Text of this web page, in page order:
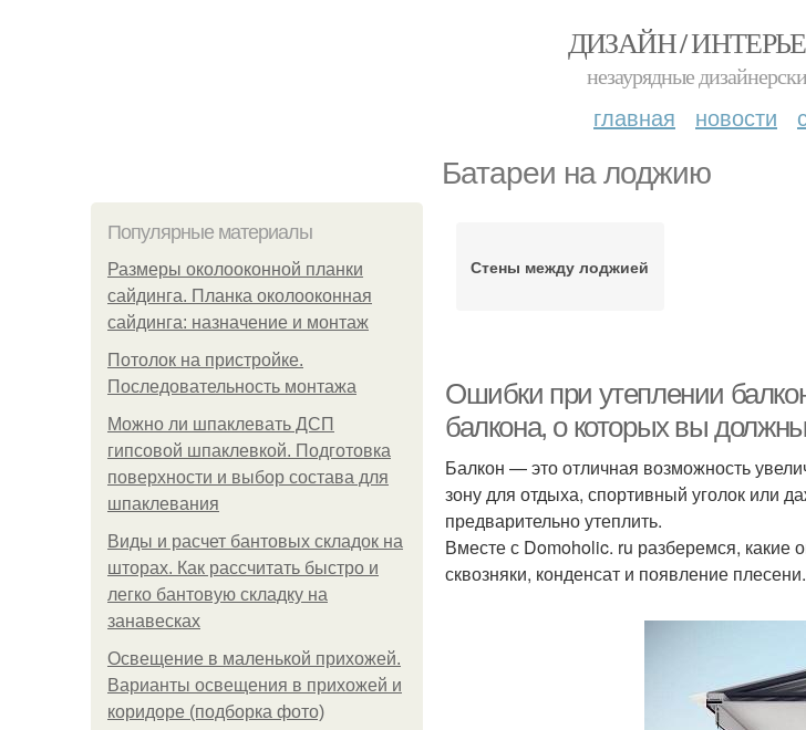
ДИЗАЙН /
незаурядные
главная новости
Батареи на лоджию
Популярные материалы
Размеры околооконной планки
сайдинга. Планка околооконная
сайдинга: назначение и монтаж
Потолок на пристройке.
Последовательность монтажа
Можно ли шпаклевать ДСП
гипсовой шпаклевкой. Подготовка
поверхности и выбор состава для
шпаклевания
Виды и расчет бантовых складок на
шторах. Как рассчитать быстро и
легко бантовую складку на
занавесках
Освещение в маленькой прихожей.
Варианты освещения в прихожей и
коридоре (подборка фото)
Стены между лоджией
Ошибки при утеплении
балкона, о которых вы
Балкон — это отличная возможность
зону для отдыха, спортивный уголок или
предварительно утеплить.
Вместе с Domoholic. ru разберемся, какие
сквозняки, конденсат и появление плесени.